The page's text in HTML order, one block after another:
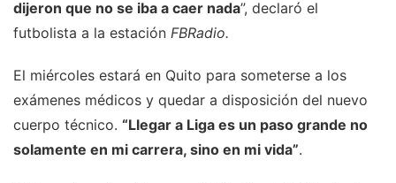
dijeron que no se iba a caer nada”, declaró el
futbolista a la estación FBRadio.
El miércoles estará en Quito para someterse a los
exámenes médicos y quedar a disposición del nuevo
cuerpo técnico. “Llegar a Liga es un paso grande no
solamente en mi carrera, sino en mi vida”.